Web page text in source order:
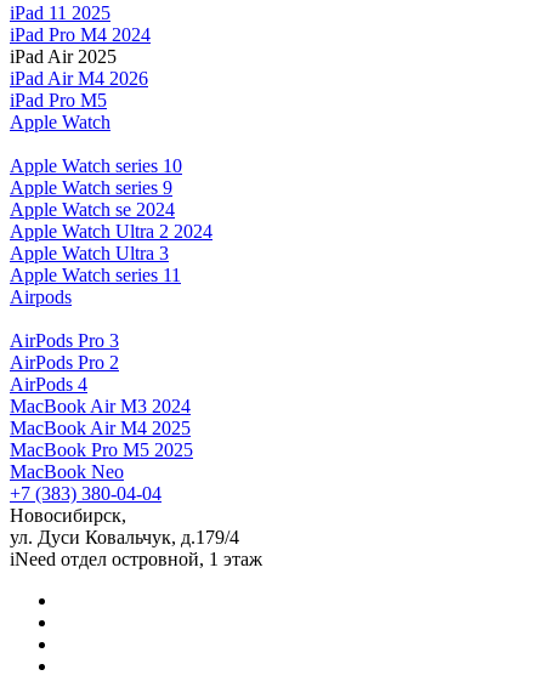
iPad 11 2025
iPad Pro M4 2024
iPad Air 2025
iPad Air M4 2026
iPad Pro M5
Apple Watch
Apple Watch series 10
Apple Watch series 9
Apple Watch se 2024
Apple Watch Ultra 2 2024
Apple Watch Ultra 3
Apple Watch series 11
Airpods
AirPods Pro 3
AirPods Pro 2
AirPods 4
MacBook Air M3 2024
MacBook Air M4 2025
MacBook Pro M5 2025
MacBook Neo
+7 (383) 380-04-04
Новосибирск,
ул. Дуси Ковальчук, д.179/4
iNeed отдел островной, 1 этаж